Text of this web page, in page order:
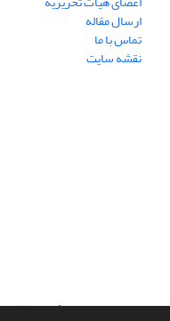
ارسال مقاله
تماس با ما
نقشه سایت
سامانه مدیریت نشریات علمی.